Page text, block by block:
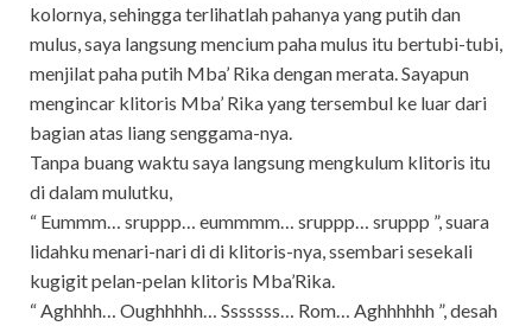
kolornya, sehingga terlihatlah pahanya yang putih dan
mulus, saya langsung mencium paha mulus itu bertubi-tubi,
menjilat paha putih Mba’ Rika dengan merata. Sayapun
mengincar klitoris Mba’ Rika yang tersembul ke luar dari
bagian atas liang senggama-nya.
Tanpa buang waktu saya langsung mengkulum klitoris itu
di dalam mulutku,
“ Eummm… sruppp… eummmm… sruppp… sruppp ”, suara
lidahku menari-nari di di klitoris-nya, ssembari sesekali
kugigit pelan-pelan klitoris Mba’Rika.
“ Aghhhh… Oughhhhh… Sssssss… Rom… Aghhhhhh ”, desah